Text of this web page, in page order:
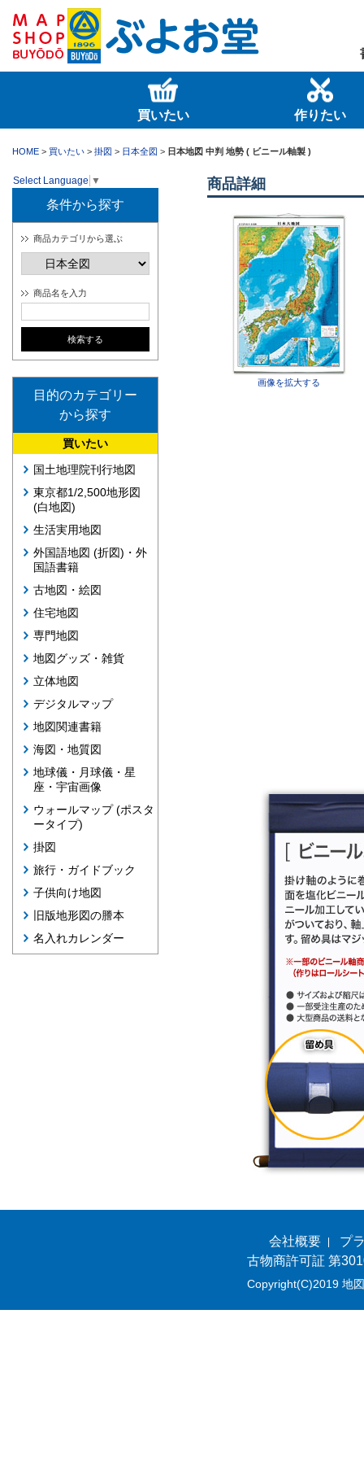
買いたい 作りたい
HOME > 買いたい > 掛図 > 日本全図 > 日本地図 中判 地勢 ( ビニール軸製 )
Select Language ▼
条件から探す
商品カテゴリから選ぶ
商品名を入力
目的のカテゴリー
から探す
買いたい
国土地理院刊行地図
東京都1/2,500地形図
(白地図)
生活実用地図
外国語地図 (折図)・外
国語書籍
古地図・絵図
住宅地図
専門地図
地図グッズ・雑貨
立体地図
デジタルマップ
地図関連書籍
海図・地質図
地球儀・月球儀・星
座・宇宙画像
ウォールマップ (ポスタ
ータイプ)
掛図
旅行・ガイドブック
子供向け地図
旧版地形図の謄本
名入れカレンダー
商品詳細
画像を拡大する
会社概要
プ
古物商許可証 第
Copyright(C)2019 地